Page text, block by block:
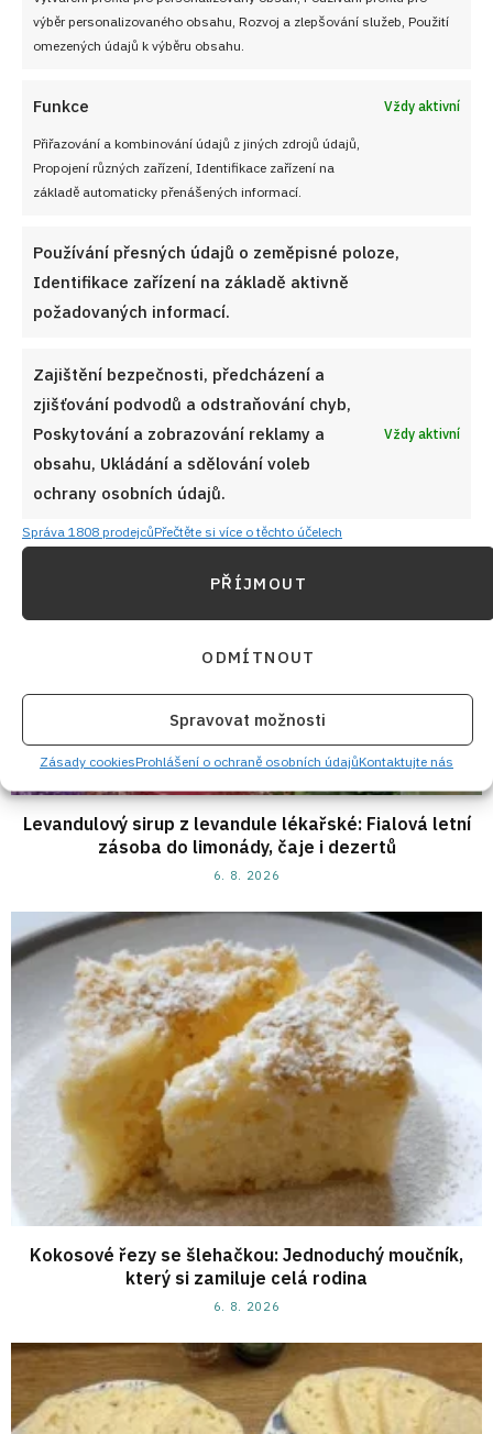
výběr personalizovaného obsahu, Rozvoj a zlepšování služeb, Použití
omezených údajů k výběru obsahu.
Funkce Vždy aktivní
Přiřazování a kombinování údajů z jiných zdrojů údajů,
Propojení různých zařízení, Identifikace zařízení na
základě automaticky přenášených informací.
Používání přesných údajů o zeměpisné poloze,
Identifikace zařízení na základě aktivně
požadovaných informací.
Zajištění bezpečnosti, předcházení a
zjišťování podvodů a odstraňování chyb,
Poskytování a zobrazování reklamy a
obsahu, Ukládání a sdělování voleb
ochrany osobních údajů.
Vždy aktivní
Správa 1808 prodejcůPřečtěte si více o těchto účelech
PŘÍJMOUT
ODMÍTNOUT
Spravovat možnosti
Zásady cookiesProhlášení o ochraně osobních údajůKontaktujte nás
Ta nejpoctivější celerová pomazánka, která vám
připomene dětství: Chutná naprosto božsky a hodí se
do diety
Levandulový sirup z levandule lékařské: Fialová letní
zásoba do limonády, čaje i dezertů
6. 8. 2026
Kokosové řezy se šlehačkou: Jednoduchý moučník,
který si zamiluje celá rodina
6. 8. 2026